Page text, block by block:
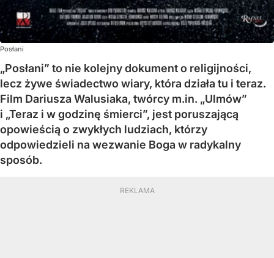
Posłani
„Posłani” to nie kolejny dokument o religijności,
lecz żywe świadectwo wiary, która działa tu i teraz.
Film Dariusza Walusiaka, twórcy m.in. „Ulmów”
i „Teraz i w godzinę śmierci”, jest poruszającą
opowieścią o zwykłych ludziach, którzy
odpowiedzieli na wezwanie Boga w radykalny
sposób.